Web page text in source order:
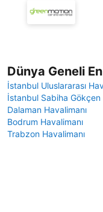
Dünya Geneli
İstanbul Uluslararası
İstanbul Sabiha Gökçen
Dalaman Havalimanı
Bodrum Havalimanı
Trabzon Havalimanı